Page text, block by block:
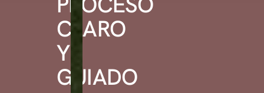
CLARO
Y
GUIADO